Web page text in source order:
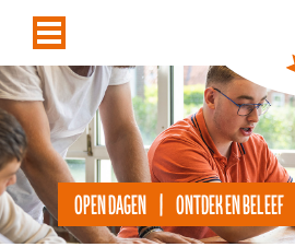
OPEN DAGEN | ONTDEK EN BELEEF